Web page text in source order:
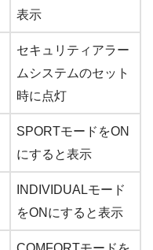
表示
セキュリティアラー
ムシステムのセット
時に点灯
SPORTモードをON
にすると表示
INDIVIDUALモード
をONにすると表示